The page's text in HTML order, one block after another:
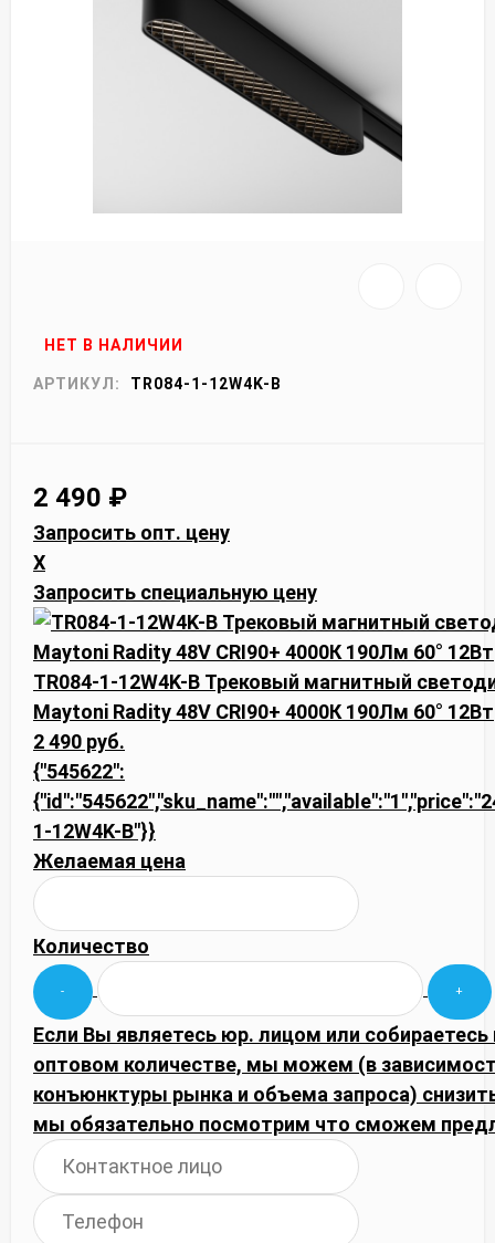
НЕТ В НАЛИЧИИ
АРТИКУЛ: TR084-1-12W4K-B
2 490 ₽
Запросить опт. цену
X
Запросить специальную цену
TR084-1-12W4K-B Трековый магнитный
Maytoni Radity 48V CRI90+ 4000К 190Лм 60° 12Вт
2 490 руб.
{"545622":
1-12W4K-B"}}
Желаемая цена
Количество
Если Вы являетесь юр. лицом или собираетесь
оптовом количестве, мы можем (в
конъюнктуры рынка и объема запроса)
мы обязательно посмотрим что сможем